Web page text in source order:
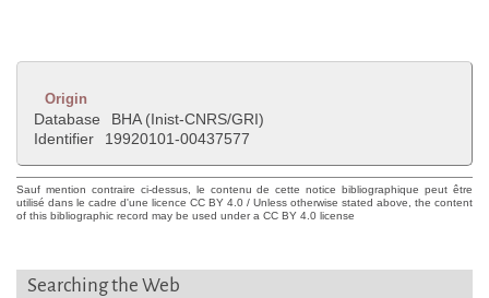
Origin
Database
BHA (Inist-CNRS/GRI)
Identifier
19920101-00437577
Sauf mention contraire ci-dessus, le contenu de cette notice bibliographique peut être
utilisé dans le cadre d'une licence CC BY 4.0 / Unless otherwise stated above, the content
of this bibliographic record may be used under a CC BY 4.0 license
Searching the Web